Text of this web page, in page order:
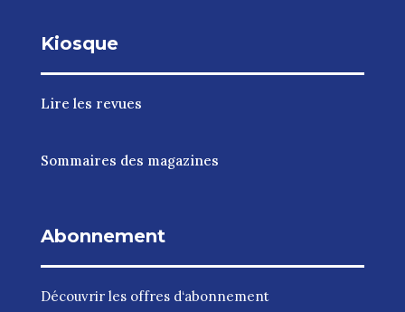
Kiosque
Lire les revues
Sommaires des magazines
Abonnement
Découvrir les offres d‘abonnement